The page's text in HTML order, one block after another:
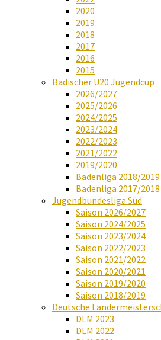
2020
2019
2018
2017
2016
2015
Badischer U20 Jugendcup
2026/2027
2025/2026
2024/2025
2023/2024
2022/2023
2021/2022
2019/2020
Badenliga 2018/2019
Badenliga 2017/2018
Jugendbundesliga Süd
Saison 2026/2027
Saison 2024/2025
Saison 2023/2024
Saison 2022/2023
Saison 2021/2022
Saison 2020/2021
Saison 2019/2020
Saison 2018/2019
Deutsche
DLM 2023
DLM 2022